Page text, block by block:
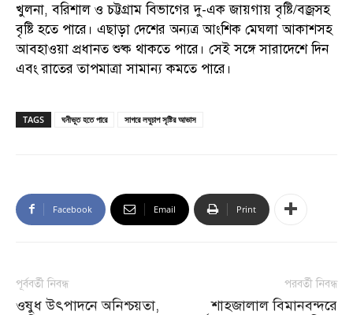
খুলনা, বরিশাল ও চট্টগ্রাম বিভাগের দু-এক জায়গায় বৃষ্টি/বজ্রসহ
বৃষ্টি হতে পারে। এছাড়া দেশের অন্যত্র আংশিক মেঘলা আকাশসহ
আবহাওয়া প্রধানত শুষ্ক থাকতে পারে। সেই সঙ্গে সারাদেশে দিন
এবং রাতের তাপমাত্রা সামান্য কমতে পারে।
TAGS ঘনীভূত হতে পারে সাগরে লঘুচাপ সৃষ্টির আভাস
Facebook Email Print
পূর্ববর্তী নিবন্ধ
ওষুধ উৎপাদনে অনিশ্চয়তা,
পরবর্তী নিবন্ধ
শাহজালাল বিমানবন্দরে